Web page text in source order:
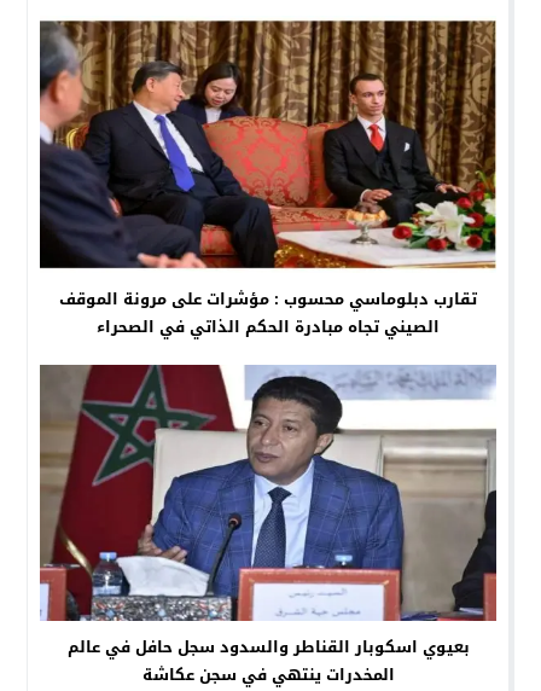
تقارب دبلوماسي محسوب : مؤشرات على مرونة الموقف
الصيني تجاه مبادرة الحكم الذاتي في الصحراء
بعيوي اسكوبار القناطر والسدود سجل حافل في عالم
المخدرات ينتهي في سجن عكاشة